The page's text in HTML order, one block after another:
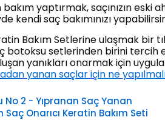
yaptırmak, saçınızın
kendi saç bakımınızı
Bakım Setlerine ulaşmak bir
setlerinden birini tercih
yanıkları onarmak için
yanan saçlar için ne
No 2 - Yıpranan Saç Yanan
Saç Onarıcı Keratin Bakım Seti